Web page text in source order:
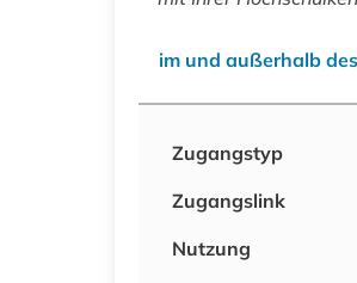
im und außerhalb
Zugangstyp
Zugangslink
Nutzung